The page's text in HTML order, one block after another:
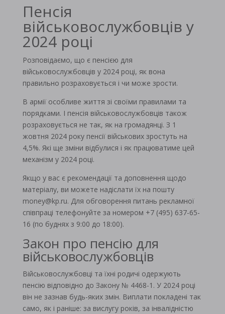
Пенсія
військовослужбовців у
2024 році
Розповідаємо, що є пенсією для
військовослужбовців у 2024 році, як вона
правильно розраховується і чи може зрости.
В армії особливе життя зі своїми правилами та
порядками. І пенсія військовослужбовців також
розраховується не так, як на громадянці. З 1
жовтня 2024 року пенсії військових зростуть на
4,5%. Які ще зміни відбулися і як працюватиме цей
механізм у 2024 році.
Якщо у вас є рекомендації та доповнення щодо
матеріалу, ви можете надіслати їх на пошту
money@kp.ru. Для обговорення питань рекламної
співпраці телефонуйте за номером +7 (495) 637-65-
16 (по буднях з 9:00 до 18:00).
Закон про пенсію для
військовослужбовців
Військовослужбовці та їхні родичі одержують
пенсію відповідно до Закону № 4468-1. У 2024 році
він не зазнав будь-яких змін. Виплати покладені так
само, як і раніше: за вислугу років, за інвалідністю